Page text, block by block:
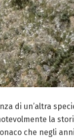
di un’altra
la
che negli